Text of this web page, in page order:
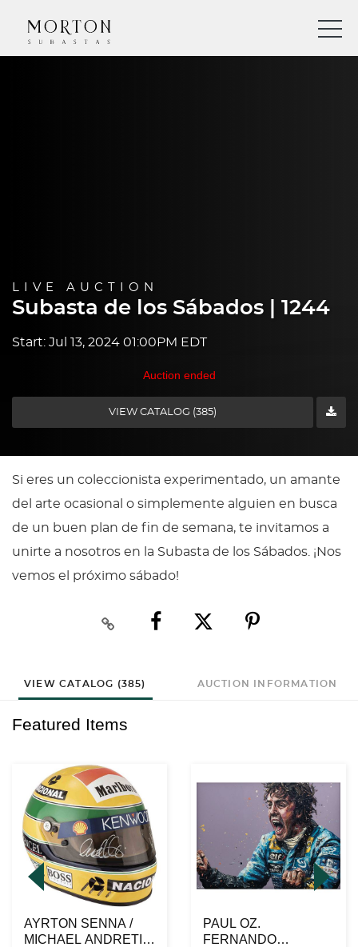
LIVE AUCTION
Subasta de los Sábados | 1244
Start: Jul 13, 2024 01:00PM EDT
Auction ended
VIEW CATALOG (385)
Si eres un coleccionista experimentado, un amante
del arte ocasional o simplemente alguien en busca
de un buen plan de fin de semana, te invitamos a
unirte a nosotros en la Subasta de los Sábados. ¡Nos
vemos el próximo sábado!
VIEW CATALOG (385) AUCTION INFORMATION
Featured Items
AYRTON SENNA /
MICHAEL ANDRETI,
PAUL OZ.
FERNANDO